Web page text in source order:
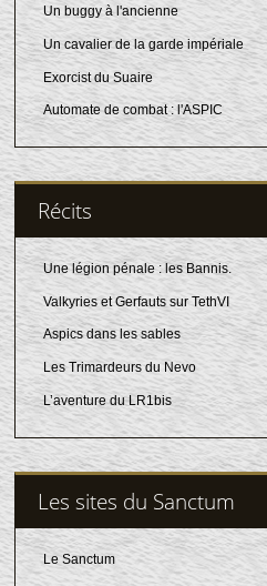
Un buggy à l'ancienne
Un cavalier de la garde impériale
Exorcist du Suaire
Automate de combat : l'ASPIC
Récits
Une légion pénale : les Bannis.
Valkyries et Gerfauts sur TethVI
Aspics dans les sables
Les Trimardeurs du Nevo
L’aventure du LR1bis
Les sites du Sanctum
Le Sanctum